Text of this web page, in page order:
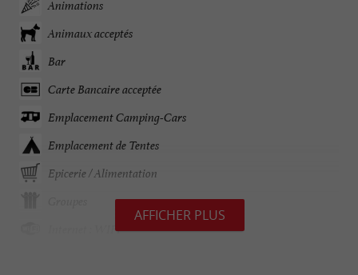
Animations
Animaux acceptés
Bar
Carte Bancaire acceptée
Emplacement Camping-Cars
Emplacement de Tentes
Epicerie / Alimentation
Internet : WIFI
AFFICHER PLUS